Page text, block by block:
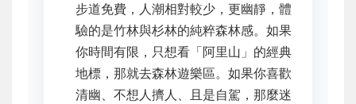
步道免費，人潮相對較少，更幽靜，體
驗的是竹林與杉林的純粹森林感。如果
你時間有限，只想看「阿里山」的經典
地標，那就去森林遊樂區。如果你喜歡
清幽、不想人擠人、且是自駕，那麼迷